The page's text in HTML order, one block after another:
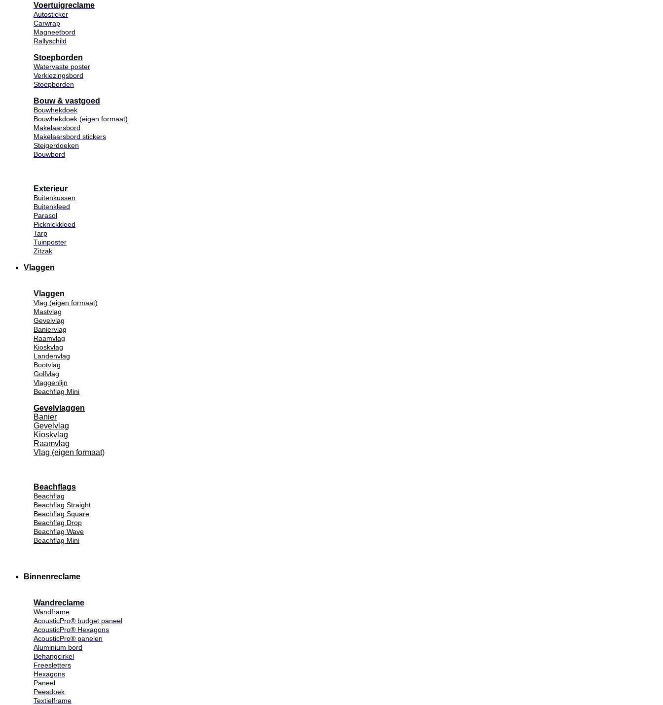
Voertuigreclame
Autosticker
Carwrap
Magneetbord
Rallyschild
Stoepborden
Watervaste poster
Verkiezingsbord
Stoepborden
Bouw & vastgoed
Bouwhekdoek
Bouwhekdoek (eigen formaat)
Makelaarsbord
Makelaarsbord stickers
Steigerdoeken
Bouwbord
Exterieur
Buitenkussen
Buitenkleed
Parasol
Picknickkleed
Tarp
Tuinposter
Zitzak
Vlaggen
Vlaggen
Vlag (eigen formaat)
Mastvlag
Gevelvlag
Baniervlag
Raamvlag
Kioskvlag
Landenvlag
Bootvlag
Golfvlag
Vlaggenlijn
Beachflag Mini
Gevelvlaggen
Banier
Gevelvlag
Kioskvlag
Raamvlag
Vlag (eigen formaat)
Beachflags
Beachflag
Beachflag Straight
Beachflag Square
Beachflag Drop
Beachflag Wave
Beachflag Mini
Binnenreclame
Wandreclame
Wandframe
AcousticPro® budget paneel
AcousticPro® Hexagons
AcousticPro® panelen
Aluminium bord
Behangcirkel
Freesletters
Hexagons
Paneel
Peesdoek
Textielframe